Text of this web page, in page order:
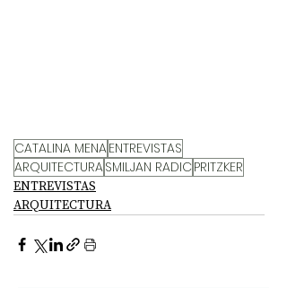
CATALINA MENAENTREVISTAS
ARQUITECTURASMILJAN RADICPRITZKER
ENTREVISTAS
ARQUITECTURA